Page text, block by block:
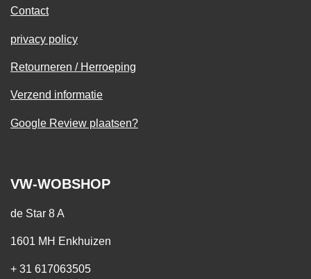
Contact
privacy policy
Retourneren / Herroeping
Verzend informatie
Google Review plaatsen?
VW-WOBSHOP
de Star 8 A
1601 MH Enkhuizen
+ 31 617063505